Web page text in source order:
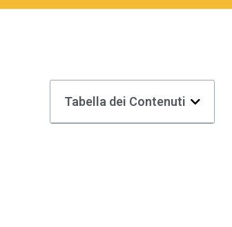
Tabella dei Contenuti